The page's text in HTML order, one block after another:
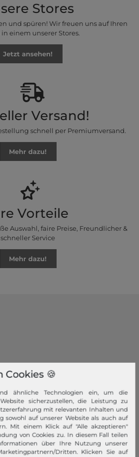
Stores
und spüren! Wir freuen uns auf Ihren
in einem unserer Stores.
Jetzt ansehen!
Versand!
schnell per Premiumversand.
Mehr dazu!
Vorteile
Auswahl, faire Preise, Freundlicher &
schneller Service
Mehr dazu!
🍪
ähnliche Technologien ein, um die
sicherzustellen, die Leistung zu
mit relevanten Inhalten und
sowohl auf unserer Website als auch auf
Mit einem Klick auf "Alle akzeptieren"
von Cookies zu. In diesem Fall teilen
über Ihre Nutzung unserer
Dritten. Klicken Sie auf